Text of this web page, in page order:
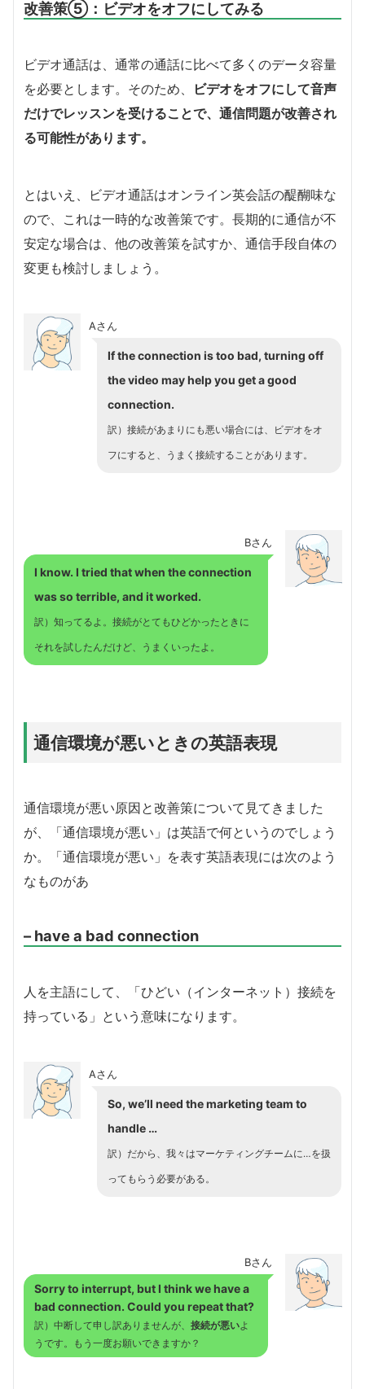
改善策⑤：ビデオをオフにしてみる
ビデオ通話は、通常の通話に比べて多くのデータ容量
を必要とします。そのため、
ビデオをオフにして音声
だけでレッスンを受けることで、通信問題が改善され
る可能性があります。
とはいえ、ビデオ通話はオンライン英会話の醍醐味な
ので、これは一時的な改善策です。長期的に通信が不
安定な場合は、他の改善策を試すか、通信手段自体の
変更も検討しましょう。
Aさん
If the connection is too bad, turning off
the video may help you get a good
connection.
訳）接続があまりにも悪い場合には、ビデオをオ
フにすると、うまく接続することがあります。
Bさん
I know. I tried that when the connection
was so terrible, and it worked.
訳）知ってるよ。接続がとてもひどかったときに
それを試したんだけど、うまくいったよ。
通信環境が悪いときの英語表現
通信環境が悪い原因と改善策について見てきました
が、「通信環境が悪い」は英語で何というのでしょう
か。「通信環境が悪い」を表す英語表現には次のよう
なものがあ
– have a bad connection
人を主語にして、「ひどい（インターネット）接続を
持っている」という意味になります。
Aさん
So, we’ll need the marketing team to
handle …
訳）だから、我々はマーケティングチームに…を扱
ってもらう必要がある。
Bさん
Sorry to interrupt, but I think wehave a
bad connection. Could you repeat that?
訳）中断して申し訳ありませんが、 接続が悪いよ
うです。もう一度お願いできますか？